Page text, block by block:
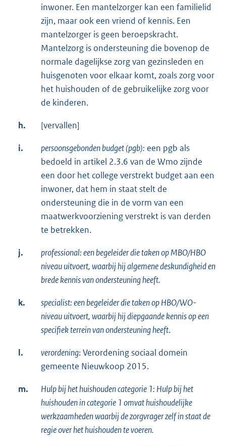
inwoner. Een mantelzorger kan een familielid
zijn, maar ook een vriend of kennis. Een
mantelzorger is geen beroepskracht.
Mantelzorg is ondersteuning die bovenop de
normale dagelijkse zorg van gezinsleden en
huisgenoten voor elkaar komt, zoals zorg voor
het huishouden of de gebruikelijke zorg voor
de kinderen.
h. [vervallen]
i. persoonsgebonden budget (pgb): een pgb als
bedoeld in artikel 2.3.6 van de Wmo zijnde
een door het college verstrekt budget aan een
inwoner, dat hem in staat stelt de
ondersteuning die in de vorm van een
maatwerkvoorziening verstrekt is van derden
te betrekken.
j.
professional: een begeleider die taken op MBO/HBO
niveau uitvoert, waarbij hij algemene deskundigheid en
brede kennis van ondersteuning heeft.
k.
specialist: een begeleider die taken op HBO/WO-
niveau uitvoert, waarbij hij diepgaande kennis op een
specifiek terrein van ondersteuning heeft.
l. verordening: Verordening sociaal domein
gemeente Nieuwkoop 2015.
m.
Hulp bij het huishouden categorie 1: Hulp bij het
huishouden in categorie 1 omvat huishoudelijke
werkzaamheden waarbij de zorgvrager zelf in staat de
regie over het huishouden te voeren.